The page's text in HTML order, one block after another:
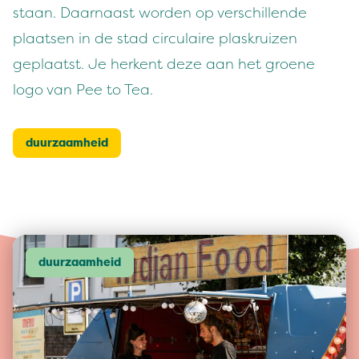
staan. Daarnaast worden op verschillende
plaatsen in de stad circulaire plaskruizen
geplaatst. Je herkent deze aan het groene
logo van Pee to Tea.
duurzaamheid
duurzaamheid